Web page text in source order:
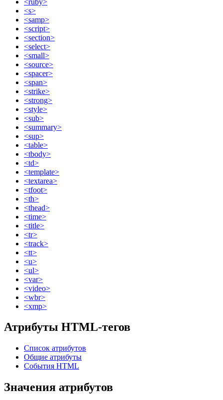
<s>
<samp>
<script>
<section>
<select>
<small>
<source>
<spacer>
<span>
<strike>
<strong>
<style>
<sub>
<summary>
<sup>
<table>
<tbody>
<td>
<template>
<textarea>
<tfoot>
<th>
<thead>
<time>
<title>
<tr>
<track>
<tt>
<u>
<ul>
<var>
<video>
<wbr>
<xmp>
Атрибуты HTML-тегов
Список атрибутов
Общие атрибуты
События HTML
Значения атрибутов